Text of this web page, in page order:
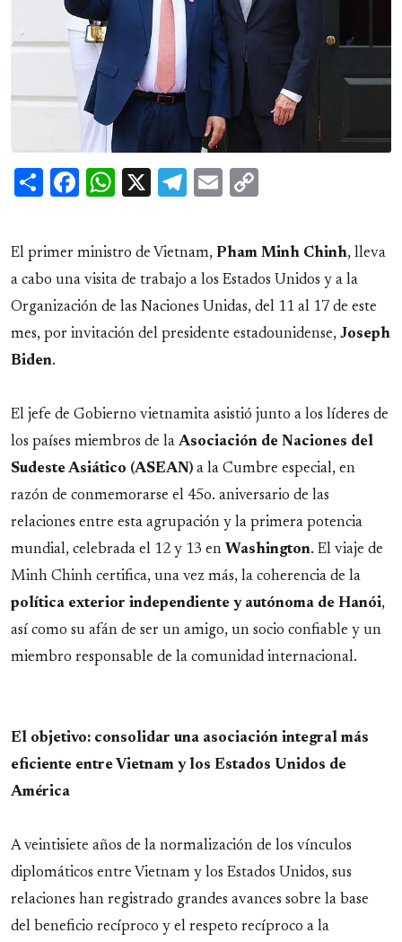
ShareFacebook
WhatsApp
X Telegram
Email
El primer ministro de Vietnam, Pham Minh Chinh, lleva
a cabo una visita de trabajo a los Estados Unidos y a la
Organización de las Naciones Unidas, del 11 al 17 de este
mes, por invitación del presidente estadounidense, Joseph
Biden.
El jefe de Gobierno vietnamita asistió junto a los líderes de
los países miembros de la Asociación de Naciones del
Sudeste Asiático (ASEAN) a la Cumbre especial, en
razón de conmemorarse el 45o. aniversario de las
relaciones entre esta agrupación y la primera potencia
mundial, celebrada el 12 y 13 en Washington. El viaje de
Minh Chinh certifica, una vez más, la coherencia de la
política exterior independiente y autónoma de Hanói,
así como su afán de ser un amigo, un socio confiable y un
miembro responsable de la comunidad internacional.
El objetivo: consolidar una asociación integral más
eficiente entre Vietnam y los Estados Unidos de
América
A veintisiete años de la normalización de los vínculos
diplomáticos entre Vietnam y los Estados Unidos, sus
relaciones han registrado grandes avances sobre la base
del beneficio recíproco y el respeto recíproco a la